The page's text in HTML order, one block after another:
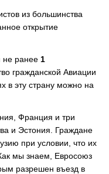
из большинства
открытие
не ранее 1
гражданской Авиации
в эту страну можно на
Франция и три
и Эстония. Граждане
при условии, что их
мы знаем, Евросоюз
разрешен въезд в